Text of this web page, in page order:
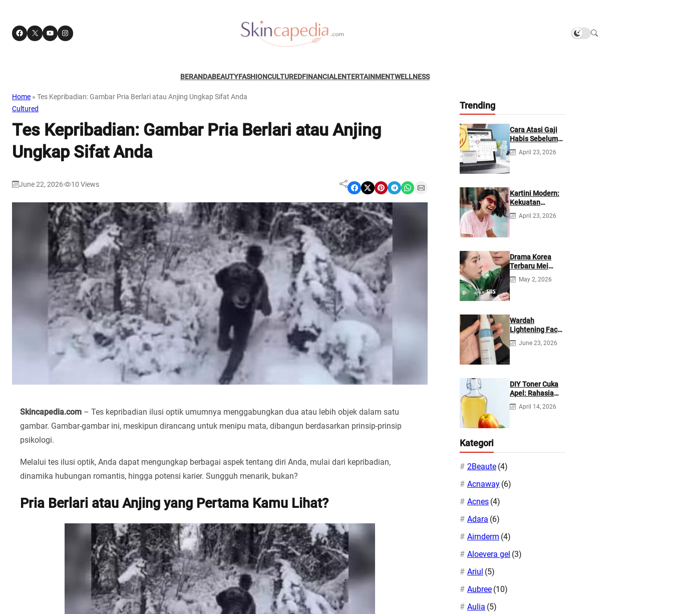
Facebook X YouTube Instagram
BERANDABEAUTYFASHIONCULTUREDFINANCIALENTERTAINMENTWELLNESS
Home » Tes Kepribadian: Gambar Pria Berlari atau Anjing Ungkap Sifat Anda
Cultured
Tes Kepribadian: Gambar Pria Berlari atau Anjing
Ungkap Sifat Anda
June 22, 2026 10 Views Share on Facebook Share on X Share on Pinterest Share on Telegram Share on WhatsApp Share on Email
Skincapedia.com – Tes kepribadian ilusi optik umumnya menggabungkan dua atau lebih objek dalam satu
gambar. Gambar-gambar ini, meskipun dirancang untuk menipu mata, dibangun berdasarkan prinsip-prinsip
psikologi.
Melalui tes ilusi optik, Anda dapat mengungkap berbagai aspek tentang diri Anda, mulai dari kepribadian,
dinamika hubungan romantis, hingga potensi karier. Sungguh menarik, bukan?
Pria Berlari atau Anjing yang Pertama Kamu Lihat?
Trending
Cara Atasi Gaji
Habis Sebelum
Gajian
Berikutnya
April 23, 2026
Kartini Modern:
Kekuatan
Berevolusi &
Rawat Diri
April 23, 2026
Drama Korea
Terbaru Mei
2026: Mana yang
Tayang di
May 2, 2026
Wardah
Lightening Face
Mist: Cek
Ingredients &
June 23, 2026
DIY Toner Cuka
Apel: Rahasia
Jerawat Kempes
dalam 2 Hari!
April 14, 2026
Kategori
2Beaute (4)
Acnaway (6)
Acnes (4)
Adara (6)
Airnderm (4)
Aloevera gel (3)
Ariul (5)
Aubree (10)
Aulia (5)